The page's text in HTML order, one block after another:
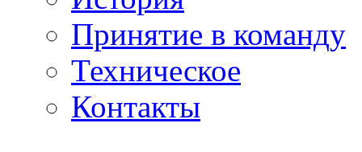
Принятие в команду
Техническое
Контакты